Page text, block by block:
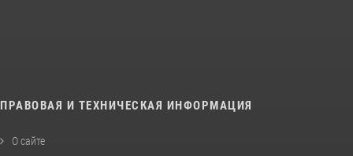
ПРАВОВАЯ И ТЕХНИЧЕСКАЯ ИНФОРМАЦИЯ
О сайте